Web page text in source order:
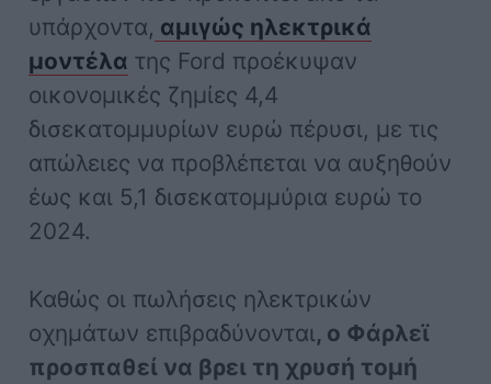
υπάρχοντα, αμιγώς ηλεκτρικά
μοντέλα της Ford προέκυψαν
οικονομικές ζημίες 4,4
δισεκατομμυρίων ευρώ πέρυσι, με τις
απώλειες να προβλέπεται να αυξηθούν
έως και 5,1 δισεκατομμύρια ευρώ το
2024.
Καθώς οι πωλήσεις ηλεκτρικών
οχημάτων επιβραδύνονται, ο Φάρλεϊ
προσπαθεί να βρει τη χρυσή τομή